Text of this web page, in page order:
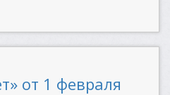
от 1 февраля